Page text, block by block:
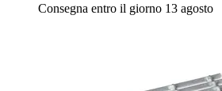
Consegna entro il giorno 13 agosto